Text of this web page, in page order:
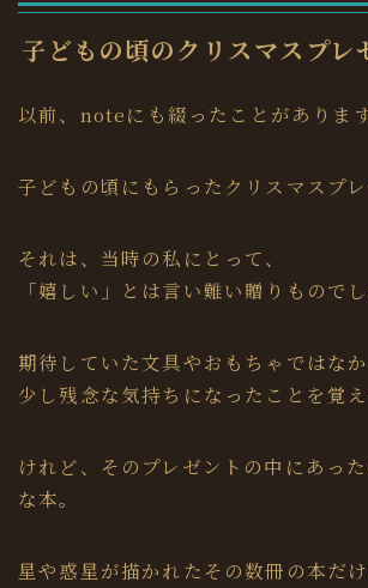
子どもの頃のクリスマスプレ
以前、noteにも綴ったことがあります
子どもの頃にもらったクリスマスプレ
それは、当時の私にとって、
「嬉しい」とは言い難い贈りものでし
期待していた文具やおもちゃではなか
少し残念な気持ちになったことを覚え
けれど、そのプレゼントの中にあっ
な本。
星や惑星が描かれたその数冊の本だけ